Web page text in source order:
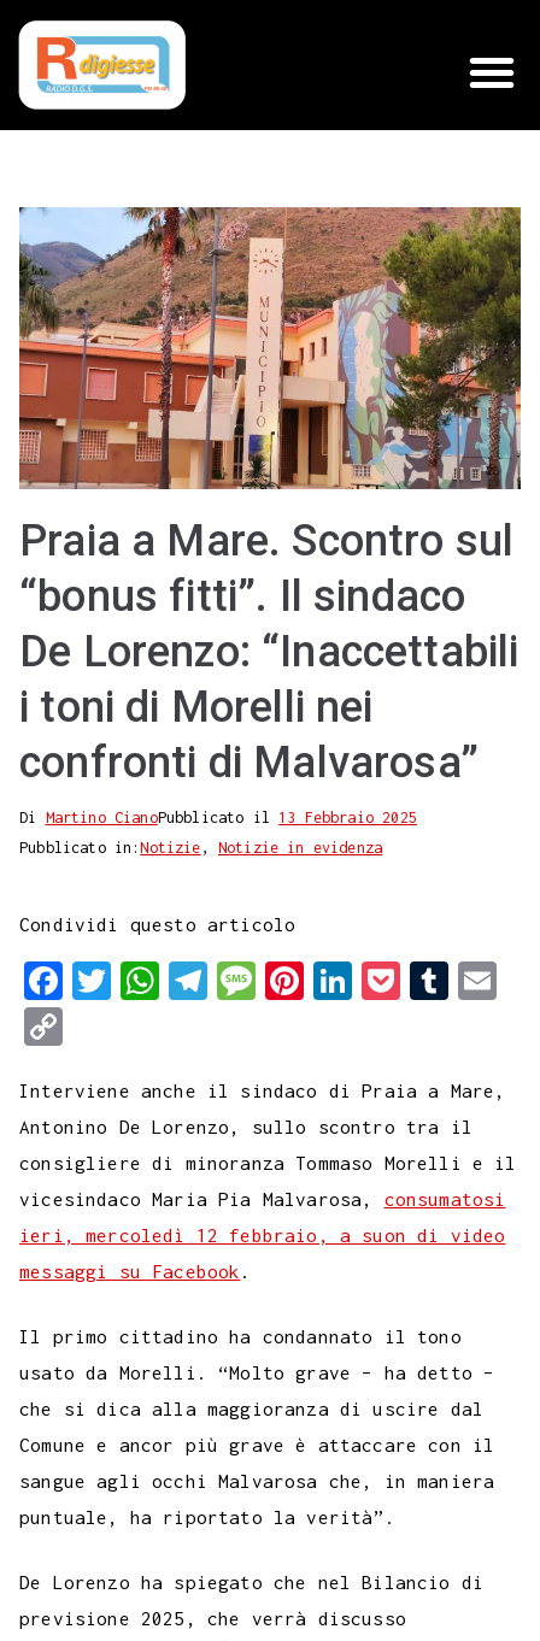
Praia a Mare. Scontro sul
“bonus fitti”. Il sindaco
De Lorenzo: “Inaccettabili
i toni di Morelli nei
confronti di Malvarosa”
Di Martino CianoPubblicato il 13 Febbraio 2025
Pubblicato in:Notizie , Notizie in evidenza
Condividi questo articolo
F
e
b
o
o
k
T
t
t
e
r
W
t
s
A
p
p
T
e
g
r
a
m
M
s
a
g
e
P
t
e
r
e
s
L
k
e
d
I
n
k
e
t
T
b
l
r
i
p
y
L
i
n
k
Interviene anche il sindaco di Praia a Mare,
Antonino De Lorenzo, sullo scontro tra il
consigliere di minoranza Tommaso Morelli e il
vicesindaco Maria Pia Malvarosa, consumatosi
ieri, mercoledì 12 febbraio, a suon di video
messaggi su Facebook .
Il primo cittadino ha condannato il tono
usato da Morelli. “Molto grave – ha detto –
che si dica alla maggioranza di uscire dal
Comune e ancor più grave è attaccare con il
sangue agli occhi Malvarosa che, in maniera
puntuale, ha riportato la verità”.
De Lorenzo ha spiegato che nel Bilancio di
previsione 2025, che verrà discusso